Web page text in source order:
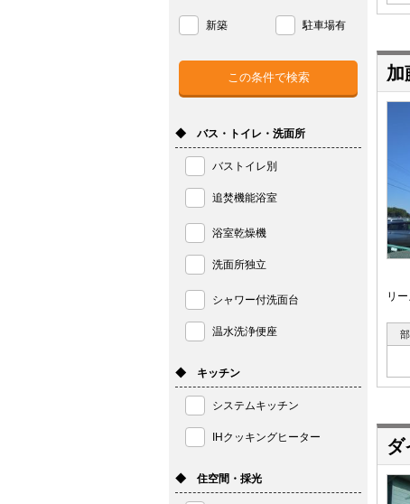
加
リ
ダ
新築 駐車場有
◆ バス・トイレ・洗面所
バストイレ別
追焚機能浴室
浴室乾燥機
洗面所独立
シャワー付洗面台
温水洗浄便座
◆ キッチン
システムキッチン
IHクッキングヒーター
◆ 住空間・採光